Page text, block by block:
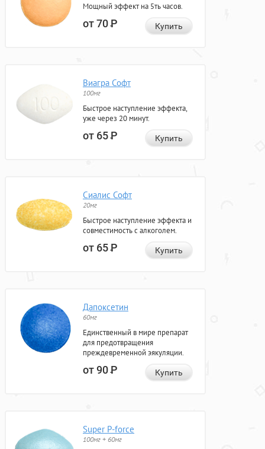
Мощный эффект на 5ть часов.
от 70Р Купить
Виагра Софт
100мг
Быстрое наступление эффекта,
уже через 20 минут.
от 65Р Купить
Сиалис Софт
20мг
Быстрое наступление эффекта и
совместимость с алкоголем.
от 65Р Купить
Дапоксетин
60мг
Единственный в мире препарат
для предотвращения
преждевременной эякуляции.
от 90Р Купить
Super P-force
100мг + 60мг